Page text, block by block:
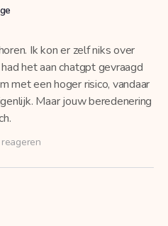
Ik kon er zelf niks over
het aan chatgpt gevraagd
met een hoger risico, vandaar
Maar jouw beredenering